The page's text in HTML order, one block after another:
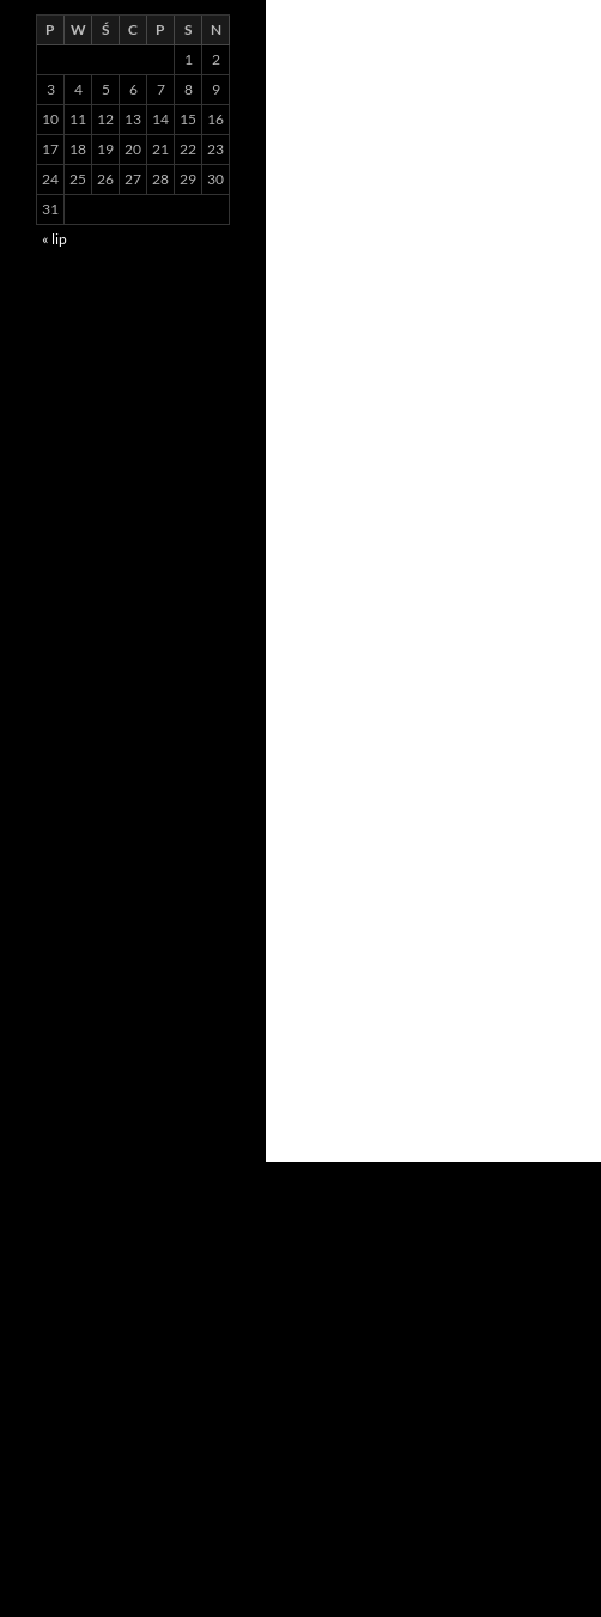
P W Ś C P S
N
1
2
3
4 5 6 7 8
9
10
11 12 13 14 15
16
17
18 19 20 21 22 23
24 25 26 27 28 29
30
31
« lip